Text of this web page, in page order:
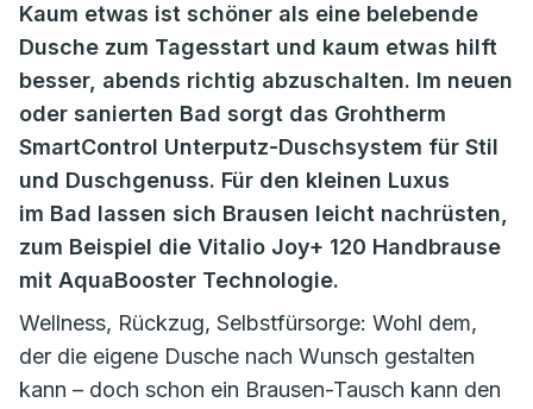
Kaum etwas ist schöner als eine belebende
Dusche zum Tagesstart und kaum etwas hilft
besser, abends richtig abzuschalten. Im neuen
oder sanierten Bad sorgt das Grohtherm
SmartControl Unterputz-Duschsystem für Stil
und Duschgenuss. Für den kleinen Luxus
im Bad lassen sich Brausen leicht nachrüsten,
zum Beispiel die Vitalio Joy+ 120 Handbrause
mit AquaBooster Technologie.
Wellness, Rückzug, Selbstfürsorge: Wohl dem,
der die eigene Dusche nach Wunsch gestalten
kann – doch schon ein Brausen-Tausch kann den